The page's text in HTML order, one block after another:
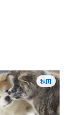
秋田